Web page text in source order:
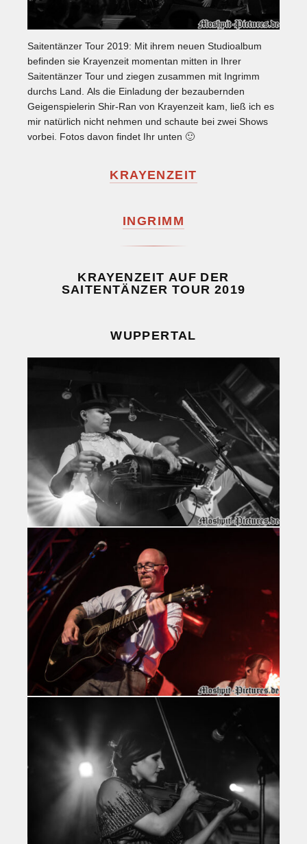
Saitentänzer Tour 2019: Mit ihrem neuen Studioalbum
befinden sie Krayenzeit momentan mitten in Ihrer
Saitentänzer Tour und ziegen zusammen mit Ingrimm
durchs Land. Als die Einladung der bezaubernden
Geigenspielerin Shir-Ran von Krayenzeit kam, ließ ich es
mir natürlich nicht nehmen und schaute bei zwei Shows
vorbei. Fotos davon findet Ihr unten 🙂
KRAYENZEIT
INGRIMM
KRAYENZEIT AUF DER
SAITENTÄNZER TOUR 2019
WUPPERTAL